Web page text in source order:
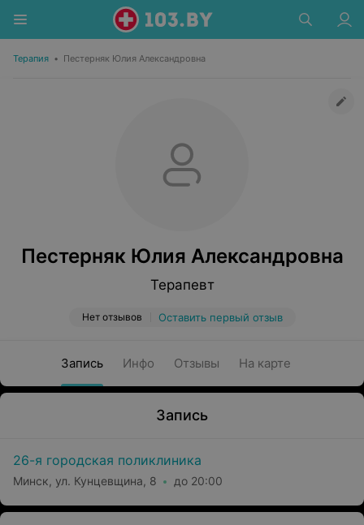
Терапия • Пестерняк Юлия Александровна
Пестерняк Юлия Александровна
Терапевт
Нет отзывов Оставить первый отзыв
Запись Инфо Отзывы На карте
Запись
26-я городская поликлиника
Минск, ул. Кунцевщина, 8 до 20:00